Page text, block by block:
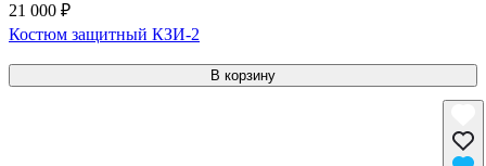
21 000 ₽
Костюм защитный КЗИ-2
В корзину